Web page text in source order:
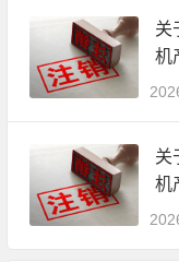
关
机
关
机